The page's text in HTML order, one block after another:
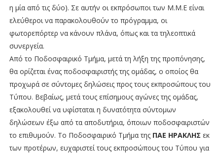
η μία από τις δύο). Σε αυτήν οι εκπρόσωποι των Μ.Μ.Ε είναι
ελεύθεροι να παρακολουθούν το πρόγραμμα, οι
φωτορεπόρτερ να κάνουν πλάνα, όπως και τα τηλεοπτικά
συνεργεία.
Από το Ποδοσφαιρικό Τμήμα, μετά τη λήξη της προπόνησης,
θα ορίζεται ένας ποδοσφαιριστής της ομάδας, ο οποίος θα
προχωρά σε σύντομες δηλώσεις προς τους εκπροσώπους του
Τύπου. Βεβαίως, μετά τους επίσημους αγώνες της ομάδας,
εξακολουθεί να υφίσταται η δυνατότητα σύντομων
δηλώσεων έξω από τα αποδυτήρια, όποιων ποδοσφαιριστών
το επιθυμούν. Το Ποδοσφαιρικό Τμήμα της ΠΑΕ ΗΡΑΚΛΗΣ εκ
των προτέρων, ευχαριστεί τους εκπροσώπους του Τύπου για